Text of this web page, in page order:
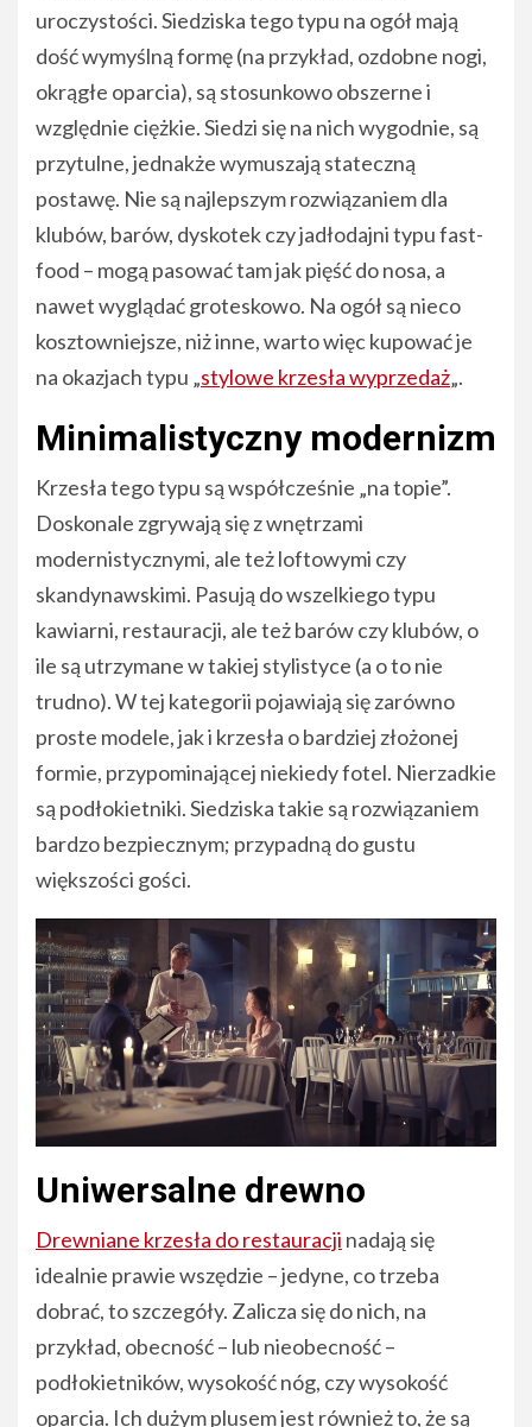
uroczystości. Siedziska tego typu na ogół mają
dość wymyślną formę (na przykład, ozdobne nogi,
okrągłe oparcia), są stosunkowo obszerne i
względnie ciężkie. Siedzi się na nich wygodnie, są
przytulne, jednakże wymuszają stateczną
postawę. Nie są najlepszym rozwiązaniem dla
klubów, barów, dyskotek czy jadłodajni typu fast-
food – mogą pasować tam jak pięść do nosa, a
nawet wyglądać groteskowo. Na ogół są nieco
kosztowniejsze, niż inne, warto więc kupować je
na okazjach typu „stylowe krzesła wyprzedaż„.
Minimalistyczny modernizm
Krzesła tego typu są współcześnie „na topie”.
Doskonale zgrywają się z wnętrzami
modernistycznymi, ale też loftowymi czy
skandynawskimi. Pasują do wszelkiego typu
kawiarni, restauracji, ale też barów czy klubów, o
ile są utrzymane w takiej stylistyce (a o to nie
trudno). W tej kategorii pojawiają się zarówno
proste modele, jak i krzesła o bardziej złożonej
formie, przypominającej niekiedy fotel. Nierzadkie
są podłokietniki. Siedziska takie są rozwiązaniem
bardzo bezpiecznym; przypadną do gustu
większości gości.
Uniwersalne drewno
Drewniane krzesła do restauracji nadają się
idealnie prawie wszędzie – jedyne, co trzeba
dobrać, to szczegóły. Zalicza się do nich, na
przykład, obecność – lub nieobecność –
podłokietników, wysokość nóg, czy wysokość
oparcia. Ich dużym plusem jest również to, że są